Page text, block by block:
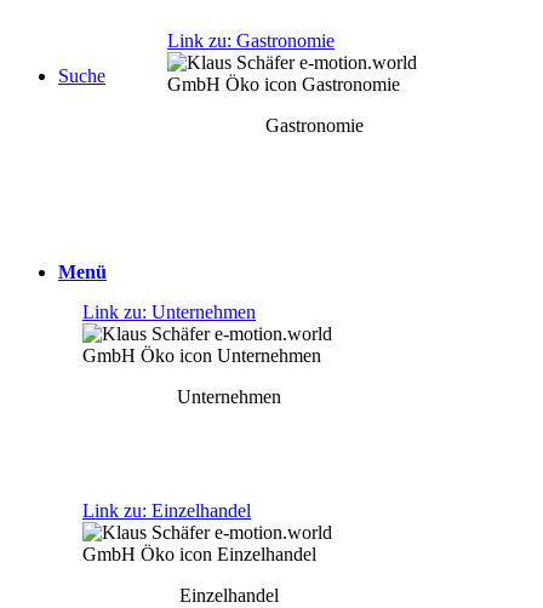
Suche
Menü
Link zu: Gastronomie
Gastronomie
Link zu: Unternehmen
Unternehmen
Link zu: Einzelhandel
Einzelhandel